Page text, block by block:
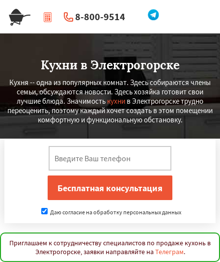
8-800-9514
| Перезвоните мне
Кухни в Электрогорске
Кухня -- одна из популярных комнат. Здесь собираются члены
семьи, обсуждаются новости. Здесь хозяйка готовит свои
лучшие блюда. Значимость кухни в Электрогорске трудно
переоценить, поэтому каждый хочет создать в этом помещении
комфортную и функциональную обстановку.
Даю согласие на обработку персональных данных
Приглашаем к сотрудничеству специалистов по продаже кухонь в
Электрогорске, заявки направляйте на Телеграм.